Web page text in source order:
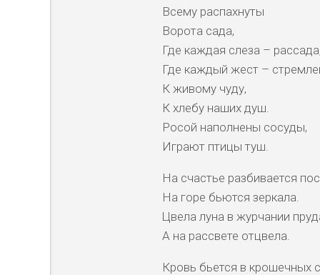
Всему распахнуты
Ворота сада,
Где каждая слеза –
Где каждый жест –
К живому чуду,
К хлебу наших душ.
Росой наполнены сосуды,
Играют птицы туш.
На счастье разбивается
На горе бьются зеркала.
Цвела луна в журчании
А на рассвете отцвела.
Кровь бьется в крошечных